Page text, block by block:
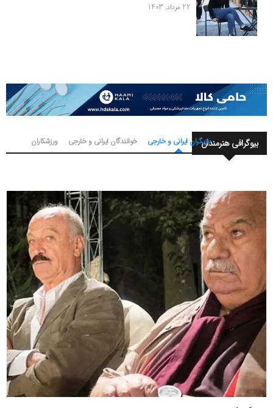
22 مرداد, 1403
بیوگرافی هنرمندانبازیگران ایرانی و خارجی خوانندگان ایرانی و خارجی ورزشکاران